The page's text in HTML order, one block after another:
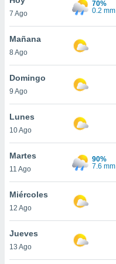
en
más
nuestra
de
cookies
aceptar
7 Ago
70%
0.2 mm
Mañana
8 Ago
Domingo
9 Ago
Lunes
10 Ago
Martes
11 Ago
90%
7.6 mm
Miércoles
12 Ago
Jueves
13 Ago